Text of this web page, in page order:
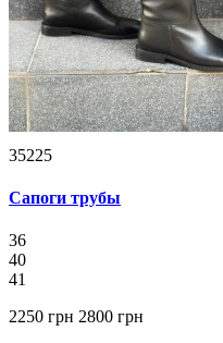
35225
Сапоги трубы
36
40
41
2250 грн 2800 грн